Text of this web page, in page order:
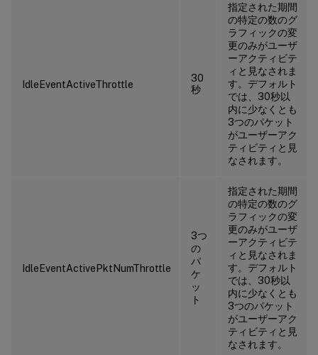
IdleEventActiveThrottle
30
秒
指定された期間
の特定の数のグ
ラフィックの変
更のみがユーザ
ーアクティビテ
ィと見なされま
す。デフォルト
では、30秒以
内に少なくとも
3つのパケット
がユーザーアク
ティビティと見
なされます。
IdleEventActivePktNumThrottle
3つ
の
パ
ケ
ッ
ト
指定された期間
の特定の数のグ
ラフィックの変
更のみがユーザ
ーアクティビテ
ィと見なされま
す。デフォルト
では、30秒以
内に少なくとも
3つのパケット
がユーザーアク
ティビティと見
なされます。